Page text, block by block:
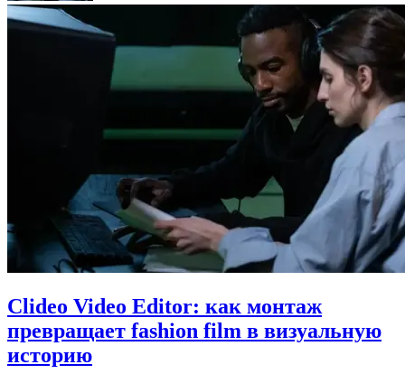
Clideo Video Editor: как монтаж
превращает fashion film в визуальную
историю